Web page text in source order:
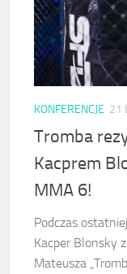
KONFERENCJE 21
Tromba
Kacprem
MMA 6!
Podczas
Kacper Blonsky
Mateusza